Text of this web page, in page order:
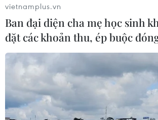
vietnamplus.vn
Ban đại diện cha mẹ học sinh
đặt các khoản thu, ép buộc